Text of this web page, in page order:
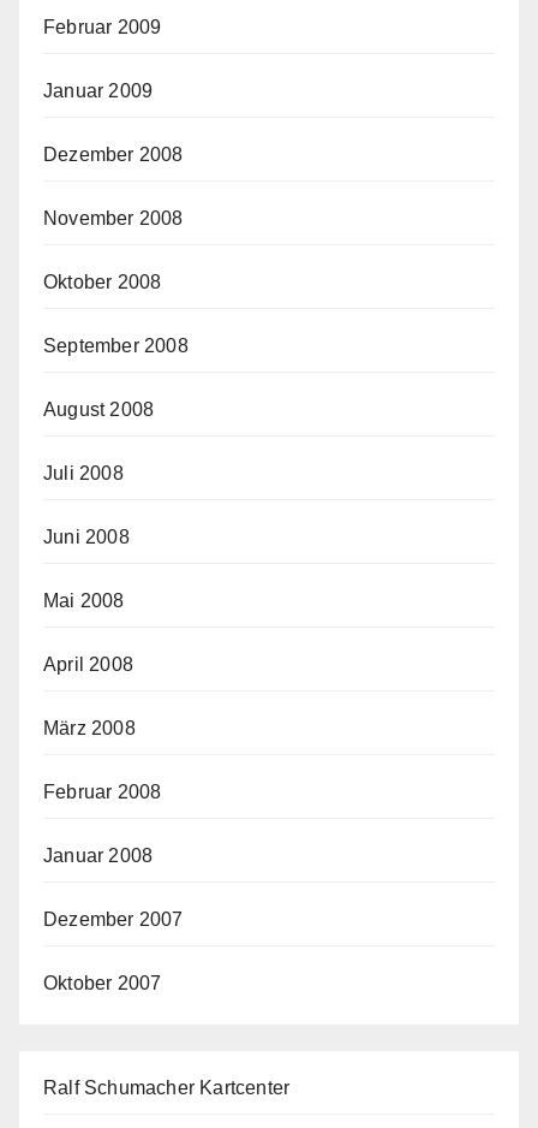
Februar 2009
Januar 2009
Dezember 2008
November 2008
Oktober 2008
September 2008
August 2008
Juli 2008
Juni 2008
Mai 2008
April 2008
März 2008
Februar 2008
Januar 2008
Dezember 2007
Oktober 2007
Ralf Schumacher Kartcenter